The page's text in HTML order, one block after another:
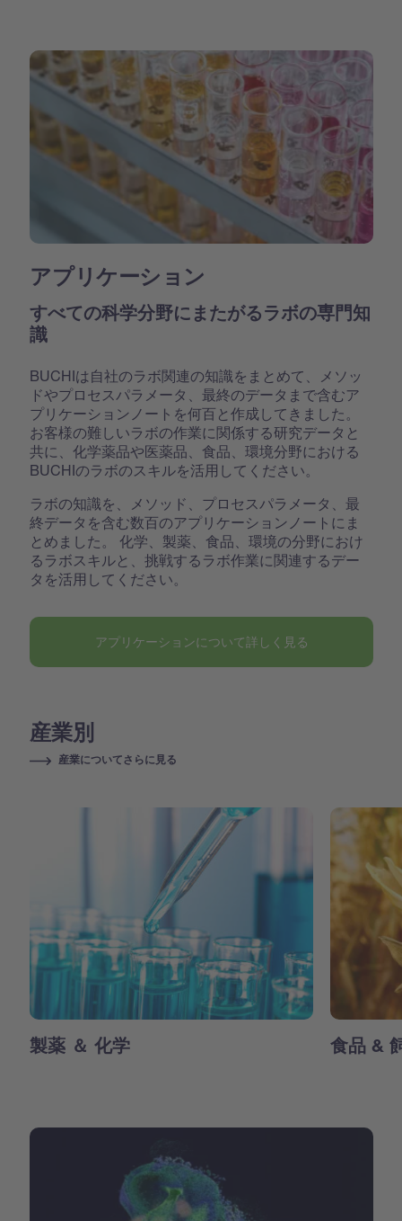
アプリケーション
すべての科学分野にまたがるラボの専門知
識
BUCHIは自社のラボ関連の知識をまとめて、メソッ
ドやプロセスパラメータ、最終のデータまで含むア
プリケーションノートを何百と作成してきました。
お客様の難しいラボの作業に関係する研究データと
共に、化学薬品や医薬品、食品、環境分野における
BUCHIのラボのスキルを活用してください。
ラボの知識を、メソッド、プロセスパラメータ、最
終データを含む数百のアプリケーションノートにま
とめました。 化学、製薬、食品、環境の分野におけ
るラボスキルと、挑戦するラボ作業に関連するデー
タを活用してください。
アプリケーションについて詳しく見る
産業別
産業についてさらに見る
製薬 ＆ 化学 食品 &